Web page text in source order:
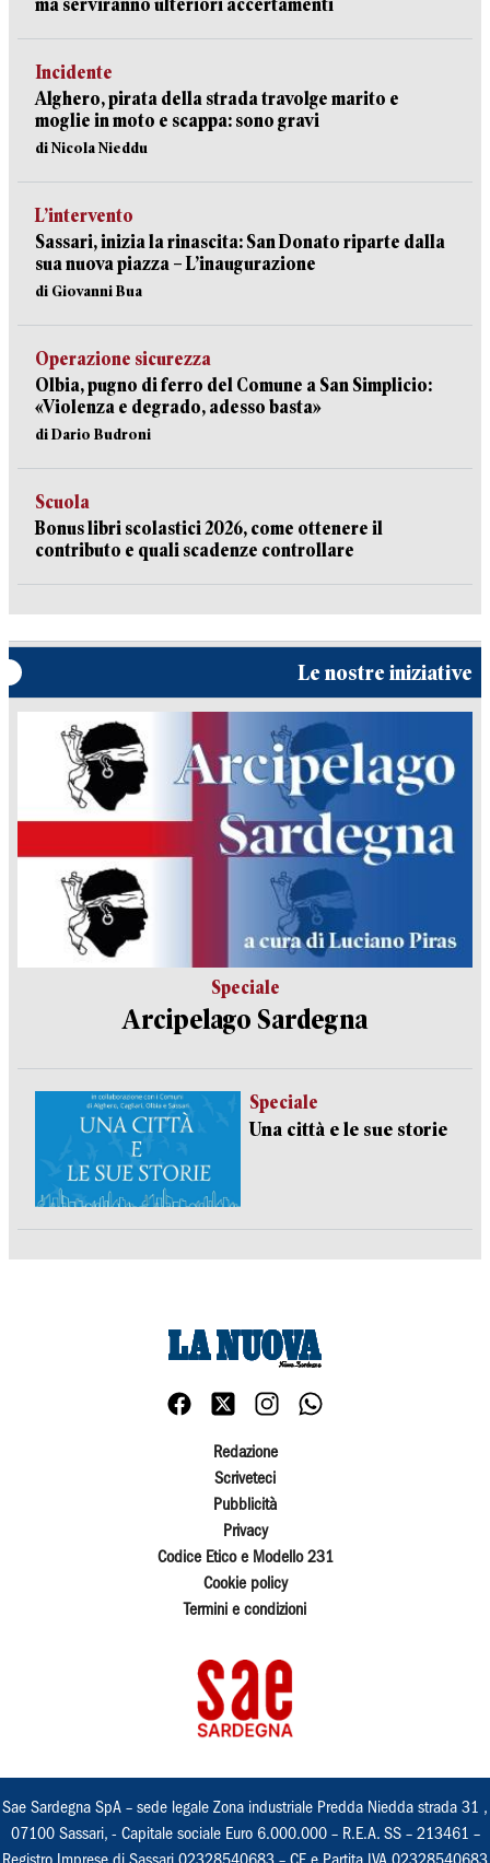
ma serviranno ulteriori accertamenti
Incidente
Alghero, pirata della strada travolge marito e
moglie in moto e scappa: sono gravi
di Nicola Nieddu
L’intervento
Sassari, inizia la rinascita: San Donato riparte dalla
sua nuova piazza – L’inaugurazione
di Giovanni Bua
Operazione sicurezza
Olbia, pugno di ferro del Comune a San Simplicio:
«Violenza e degrado, adesso basta»
di Dario Budroni
Scuola
Bonus libri scolastici 2026, come ottenere il
contributo e quali scadenze controllare
Le nostre iniziative
Speciale
Arcipelago Sardegna
Speciale
Una città e le sue storie
Redazione
Scriveteci
Pubblicità
Privacy
Codice Etico e Modello 231
Cookie policy
Termini e condizioni
Sae Sardegna SpA – sede legale Zona industriale Predda Niedda strada 31 ,
07100 Sassari, - Capitale sociale Euro 6.000.000 – R.E.A. SS – 213461 –